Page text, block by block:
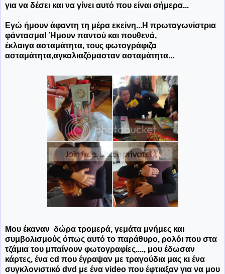
για να δέσει και να γίνει αυτό που είναι σήμερα...
Εγώ ήμουν άφαντη τη μέρα εκείνη...Η πρωταγωνίστρια
φάντασμα! Ήμουν παντού και πουθενά,
έκλαιγα ασταμάτητα, τους φωτογράφιζα
ασταμάτητα,αγκαλιαζόμασταν ασταμάτητα...
Μου έκαναν δώρα τρομερά, γεμάτα μνήμες και
συμβολισμούς όπως αυτό το παράθυρο, ρολόι που στα
τζάμια του μπαίνουν φωτογραφίες...., μου έδωσαν
κάρτες, ένα cd που έγραψαν με τραγούδια μας κι ένα
συγκλονιστικό dvd με ένα video που έφτιαξαν για να μου